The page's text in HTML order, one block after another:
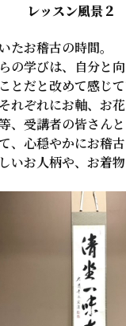
レッスン風景２
たお稽古の時間。
の学びは、自分と
とだと改めて感じて
れぞれにお軸、お
、受講者の皆さん
、心穏やかにお稽古
いお人柄や、お着物